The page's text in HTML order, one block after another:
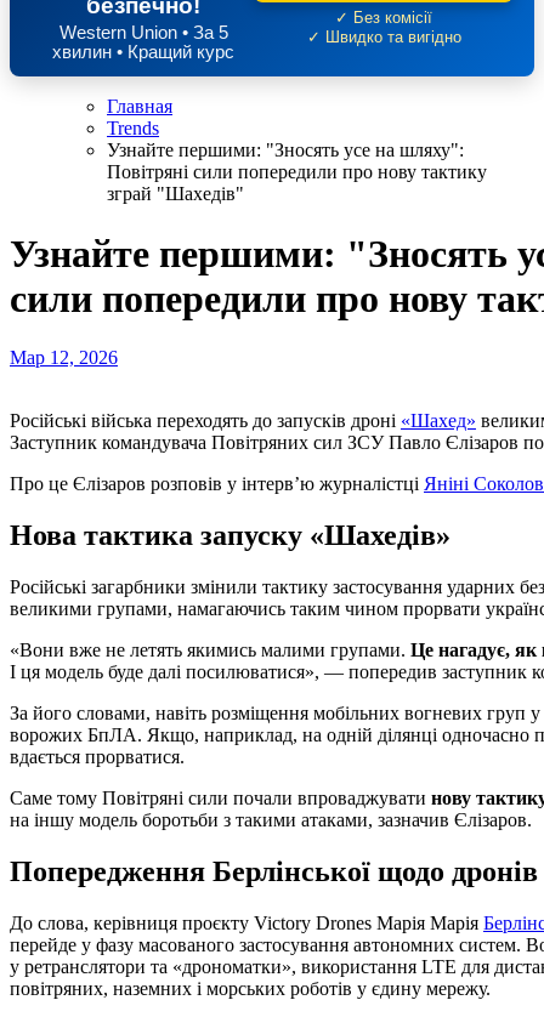
безпечно!
Western Union • За 5
хвилин • Кращий курс
✓ Без комісії
✓ Швидко та вигідно
Главная
Trends
Узнайте першими: "Зносять усе на шляху":
Повітряні сили попередили про нову тактику
зграй "Шахедів"
Узнайте першими: "Зносять
сили попередили про нову
Мар 12, 2026
Російські війська переходять до запусків дроні «Шахед»
Заступник командувача Повітряних сил ЗСУ Павло Єлізаров
Про це Єлізаров розповів у інтерв’ю журналістці Яніні
Нова тактика запуску «Шахедів»
Російські загарбники змінили тактику застосування ударних
великими групами, намагаючись таким чином прорвати
«Вони вже не летять якимись малими групами. Це нагадує, як
І ця модель буде далі посилюватися», — попередив заступник
За його словами, навіть розміщення мобільних вогневих груп
ворожих БпЛА. Якщо, наприклад, на одній ділянці одночасно
вдається прорватися.
Саме тому Повітряні сили почали впроваджувати нову
на іншу модель боротьби з такими атаками, зазначив Єлізаров.
Попередження Берлінської щодо дронів
До слова, керівниця проєкту Victory Drones Марія Марія
перейде у фазу масованого застосування автономних систем.
у ретранслятори та «дрономатки», використання LTE для
повітряних, наземних і морських роботів у єдину мережу.